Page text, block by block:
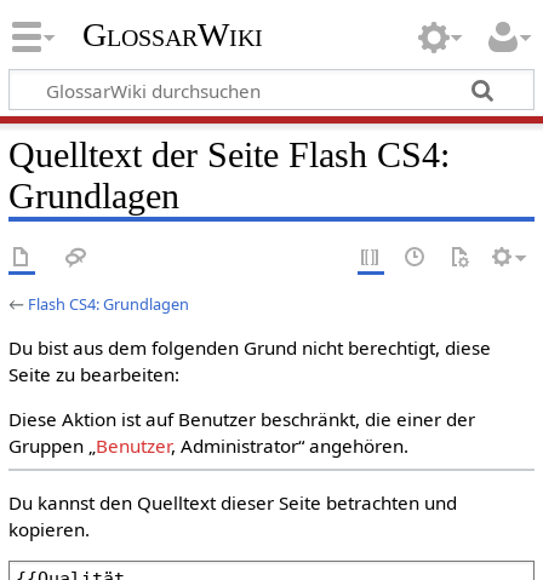
GlossarWiki
Quelltext der Seite Flash CS4:
Grundlagen
← Flash CS4: Grundlagen
Du bist aus dem folgenden Grund nicht berechtigt, diese
Seite zu bearbeiten:
Diese Aktion ist auf Benutzer beschränkt, die einer der
Gruppen „Benutzer, Administrator“ angehören.
Du kannst den Quelltext dieser Seite betrachten und
kopieren.